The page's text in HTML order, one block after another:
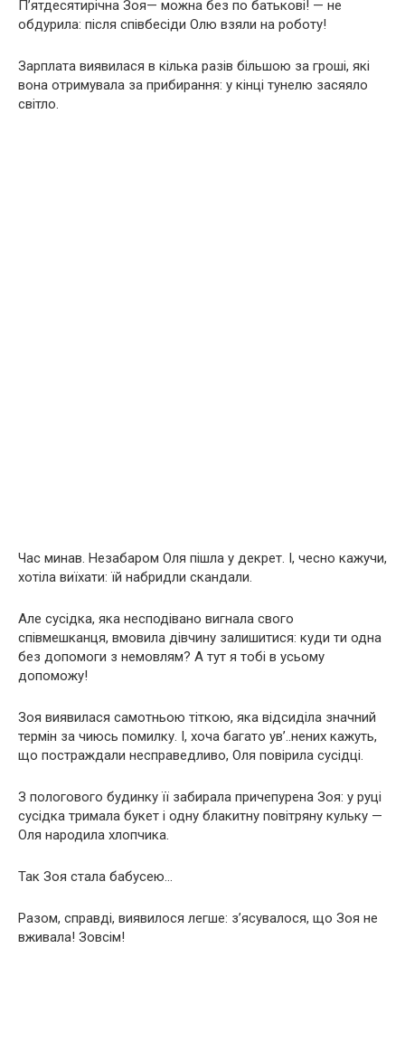
П’ятдесятирічна Зоя— можна без по батькові! — не
обдурила: після співбесіди Олю взяли на роботу!
Зарплата виявилася в кілька разів більшою за гроші, які
вона отримувала за прибирання: у кінці тунелю засяяло
світло.
Час минав. Незабаром Оля пішла у декрет. І, чесно кажучи,
хотіла виїхати: їй набридли скандали.
Але сусідка, яка несподівано вигнала свого
співмешканця, вмовила дівчину залишитися: куди ти одна
без допомоги з немовлям? А тут я тобі в усьому
допоможу!
Зоя виявилася самотньою тіткою, яка відсиділа значний
термін за чиюсь помилку. І, хоча багато ув’..нених кажуть,
що постраждали несправедливо, Оля повірила сусідці.
З пологового будинку її забирала причепурена Зоя: у руці
сусідка тримала букет і одну блакитну повітряну кульку —
Оля народила хлопчика.
Так Зоя стала бабусею…
Разом, справді, виявилося легше: з’ясувалося, що Зоя не
вживала! Зовсім!